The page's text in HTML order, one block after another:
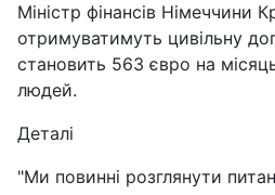
Міністр фінансів Німеччини
отримуватимуть цивільну
становить 563 євро на
людей.
Деталі
"Ми повинні розглянути